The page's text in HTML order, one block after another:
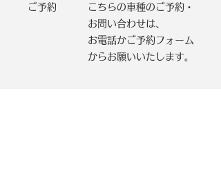
ご予約
こちらの車種のご予約・
お問い合わせは、
お電話かご予約フォーム
からお願いいたします。